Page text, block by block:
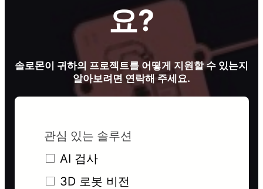
요?
솔로몬이 귀하의 프로젝트를 어떻게 지원할 수 있는지
알아보려면 연락해 주세요.
관심 있는 솔루션
AI 검사
3D 로봇 비전